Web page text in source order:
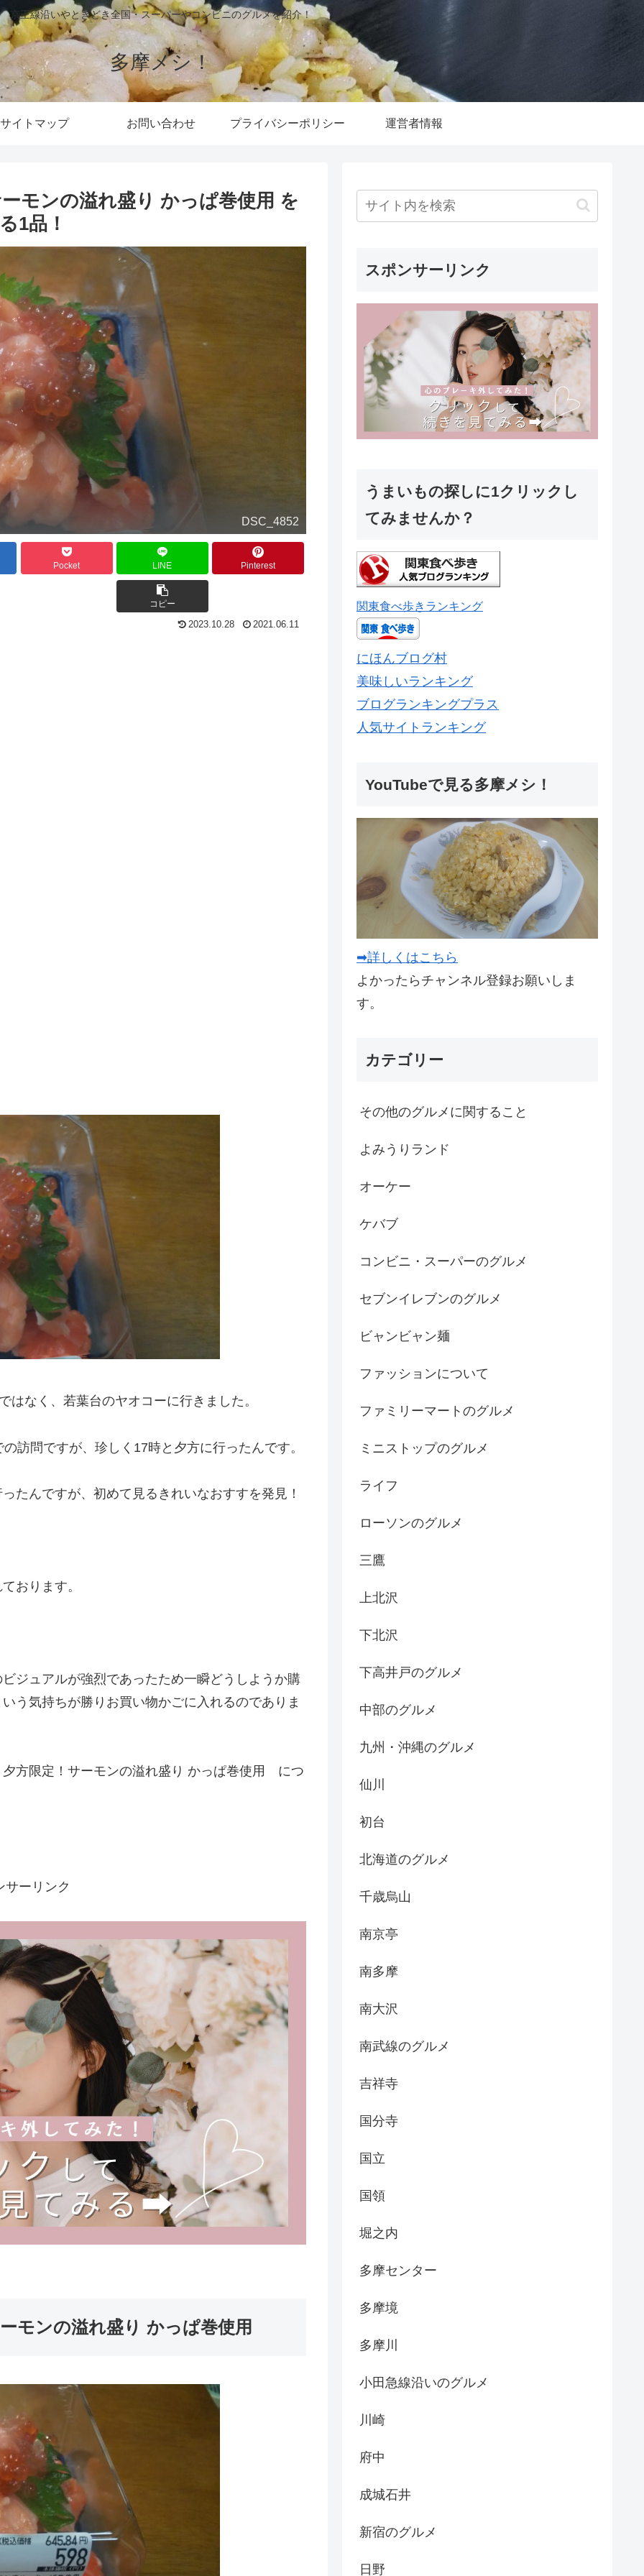
京王線沿いやときどき全国・スーパーやコンビニのグルメを紹介！
多摩メシ！
サイトマップ お問い合わせ プライバシーポリシー 運営者情報
モンの溢れ盛り かっぱ巻使用 を
1品！
DSC_4852
Pocket LINE Pinterest
コピー
2023.10.28 2021.06.11
なく、若葉台のヤオコーに行きました。
訪問ですが、珍しく17時と夕方に行ったんです。
たんですが、初めて見るきれいなおすすを発見！
おります。
ジュアルが強烈であったため一瞬どうしようか購
う気持ちが勝りお買い物かごに入れるのでありま
方限定！サーモンの溢れ盛り かっぱ巻使用 につ
サーリンク
モンの溢れ盛り かっぱ巻使用
スポンサーリンク
うまいもの探しに1クリックし
てみませんか？
関東食べ歩きランキング
にほんブログ村
美味しいランキング
ブログランキングプラス
人気サイトランキング
YouTubeで見る多摩メシ！
➡詳しくはこちら
よかったらチャンネル登録お願いしま
す。
カテゴリー
その他のグルメに関すること
よみうりランド
オーケー
ケバブ
コンビニ・スーパーのグルメ
セブンイレブンのグルメ
ビャンビャン麺
ファッションについて
ファミリーマートのグルメ
ミニストップのグルメ
ライフ
ローソンのグルメ
三鷹
上北沢
下北沢
下高井戸のグルメ
中部のグルメ
九州・沖縄のグルメ
仙川
初台
北海道のグルメ
千歳烏山
南京亭
南多摩
南大沢
南武線のグルメ
吉祥寺
国分寺
国立
国領
堀之内
多摩センター
多摩境
多摩川
小田急線沿いのグルメ
川崎
府中
成城石井
新宿のグルメ
日野